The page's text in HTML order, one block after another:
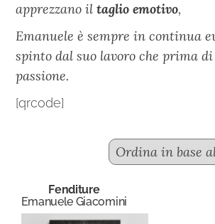
apprezzano iltaglio emotivo,
Emanuele è sempre in continua
spinto dal suo lavoro che prima
passione.
[qrcode]
Fenditure
Emanuele Giacomini